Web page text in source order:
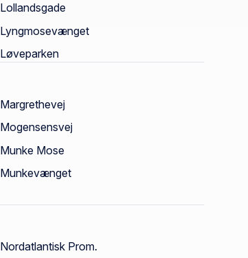
Lollandsgade
Lyngmosevænget
Løveparken
Margrethevej
Mogensensvej
Munke Mose
Munkevænget
Nordatlantisk Prom.